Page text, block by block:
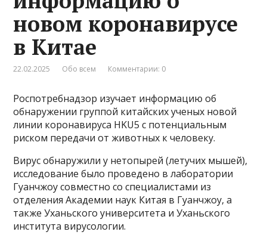
новом коронавирусе
в Китае
22.02.2025 Обо всем Комментарии: 0
Роспотребнадзор изучает информацию об
обнаружении группой китайских ученых новой
линии коронавируса HKU5 с потенциальным
риском передачи от животных к человеку.
Вирус обнаружили у нетопырей (летучих мышей),
исследование было проведено в лаборатории
Гуанчжоу совместно со специалистами из
отделения Академии наук Китая в Гуанчжоу, а
также Уханьского университета и Уханьского
института вирусологии.